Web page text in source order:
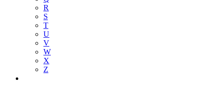
R
S
T
U
V
W
X
Z